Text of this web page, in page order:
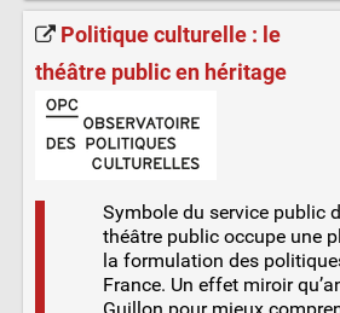
Politique culturelle : le
théâtre public en héritage
Symbole du service public
théâtre public occupe une
la formulation des
France. Un effet miroir